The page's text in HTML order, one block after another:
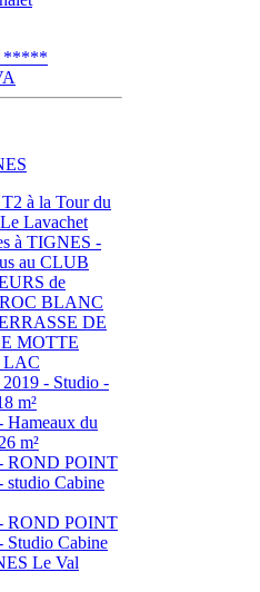
*****
à la Tour du
Lavachet
à TIGNES -
au CLUB
de
BLANC
DE
MOTTE
LAC
- Studio -
m²
Hameaux du
m²
ROND POINT
studio Cabine
ROND POINT
Studio Cabine
Le Val